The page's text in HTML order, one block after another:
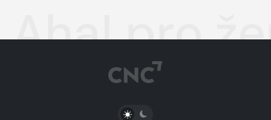
Aha! pro
PŘEPNOUT SVĚTLÝ/TMAVÝ REŽIM